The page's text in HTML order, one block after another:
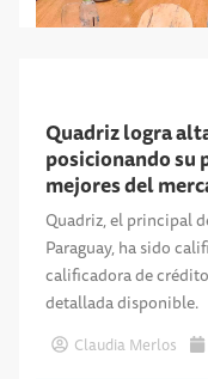
Quadriz logra
posicionando su
mejores del
Quadriz, el principal
Paraguay, ha sido
calificadora de
detallada disponible.
Claudia Merlos